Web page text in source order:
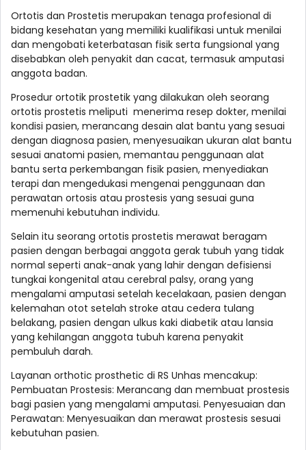
Ortotis dan Prostetis merupakan tenaga profesional di
bidang kesehatan yang memiliki kualifikasi untuk menilai
dan mengobati keterbatasan fisik serta fungsional yang
disebabkan oleh penyakit dan cacat, termasuk amputasi
anggota badan.
Prosedur ortotik prostetik yang dilakukan oleh seorang
ortotis prostetis meliputi menerima resep dokter, menilai
kondisi pasien, merancang desain alat bantu yang sesuai
dengan diagnosa pasien, menyesuaikan ukuran alat bantu
sesuai anatomi pasien, memantau penggunaan alat
bantu serta perkembangan fisik pasien, menyediakan
terapi dan mengedukasi mengenai penggunaan dan
perawatan ortosis atau prostesis yang sesuai guna
memenuhi kebutuhan individu.
Selain itu seorang ortotis prostetis merawat beragam
pasien dengan berbagai anggota gerak tubuh yang tidak
normal seperti anak-anak yang lahir dengan defisiensi
tungkai kongenital atau cerebral palsy, orang yang
mengalami amputasi setelah kecelakaan, pasien dengan
kelemahan otot setelah stroke atau cedera tulang
belakang, pasien dengan ulkus kaki diabetik atau lansia
yang kehilangan anggota tubuh karena penyakit
pembuluh darah.
Layanan orthotic prosthetic di RS Unhas mencakup:
Pembuatan Prostesis: Merancang dan membuat prostesis
bagi pasien yang mengalami amputasi. Penyesuaian dan
Perawatan: Menyesuaikan dan merawat prostesis sesuai
kebutuhan pasien.